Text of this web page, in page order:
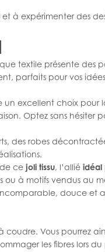
à expérimenter des
textile présente
parfaits pour vos
excellent choix
Optez sans hésiter
des robes
ce joli tissu, l’allié idéal
ou à motifs vendus au
douce
Vous pourrez
les fibres lors